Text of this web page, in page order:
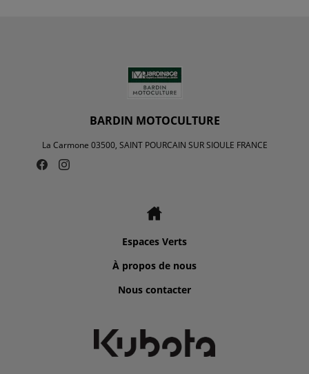
BARDIN MOTOCULTURE
La Carmone 03500, SAINT POURCAIN SUR SIOULE FRANCE
Espaces Verts
À propos de nous
Nous contacter